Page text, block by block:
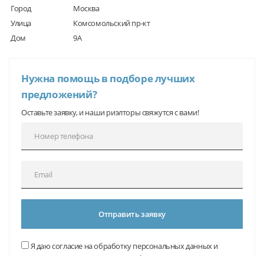
Город
Москва
Улица
Комсомольский пр-кт
Дом
9А
Нужна помощь в подборе лучших
предложений?
Оставьте заявку, и наши риэлторы свяжутся с вами!
Отправить заявку
Я даю согласие на обработку персональных данных и